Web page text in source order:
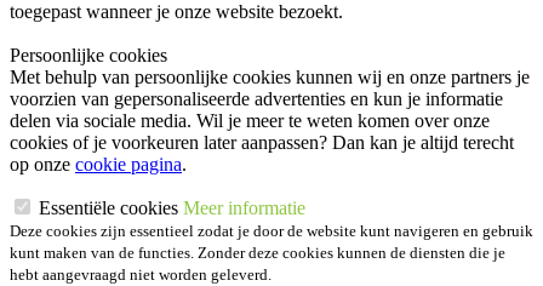
toegepast wanneer je onze website bezoekt.
Persoonlijke cookies
Met behulp van persoonlijke cookies kunnen wij en onze partners je
voorzien van gepersonaliseerde advertenties en kun je informatie
delen via sociale media. Wil je meer te weten komen over onze
cookies of je voorkeuren later aanpassen? Dan kan je altijd terecht
op onze cookie pagina.
Essentiële cookies Meer informatie
Deze cookies zijn essentieel zodat je door de website kunt navigeren en gebruik
kunt maken van de functies. Zonder deze cookies kunnen de diensten die je
hebt aangevraagd niet worden geleverd.